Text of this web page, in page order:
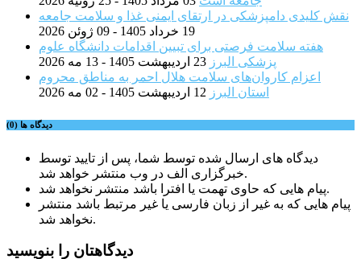
نقش کلیدی دامپزشکی در ارتقای ایمنی غذا و سلامت جامعه
19 خرداد 1405 - 09 ژوئن 2026
هفته سلامت فرصتی برای تبیین اقدامات دانشگاه علوم
پزشکی البرز 23 اردیبهشت 1405 - 13 مه 2026
اعزام کاروان‌های سلامت هلال احمر به مناطق محروم
استان البرز 12 اردیبهشت 1405 - 02 مه 2026
دیدگاه ها (0)
دیدگاه های ارسال شده توسط شما، پس از تایید توسط
خبرگزاری الف در وب منتشر خواهد شد.
پیام هایی که حاوی تهمت یا افترا باشد منتشر نخواهد شد.
پیام هایی که به غیر از زبان فارسی یا غیر مرتبط باشد منتشر
نخواهد شد.
دیدگاهتان را بنویسید